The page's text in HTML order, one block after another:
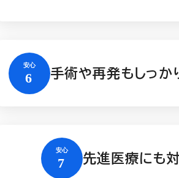
手術や再発もしっか
先進医療にも対